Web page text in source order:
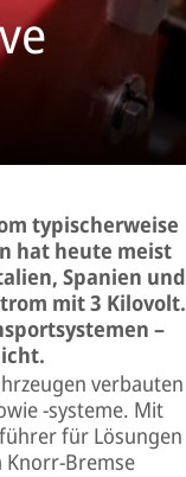
typischerweise
hat heute meist
Spanien und
mit 3 Kilovolt.
–
verbauten
-systeme. Mit
für Lösungen
Knorr-Bremse